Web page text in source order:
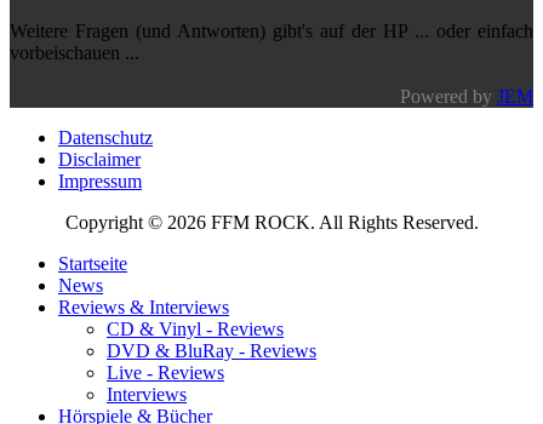
Weitere Fragen (und Antworten) gibt's auf der HP ... oder einfach
vorbeischauen ...
Powered by JEM
Datenschutz
Disclaimer
Impressum
Copyright © 2026 FFM ROCK. All Rights Reserved.
Startseite
News
Reviews & Interviews
CD & Vinyl - Reviews
DVD & BluRay - Reviews
Live - Reviews
Interviews
Hörspiele & Bücher